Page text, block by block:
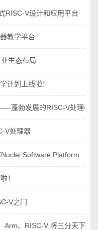
RISC-V设计和应用平台
教学平台
生态布局
计划上线啦！
蓬勃发展的RISC-V处理器
V处理器
Software Platform
！
V之门
、RISC-V 将三分天下？